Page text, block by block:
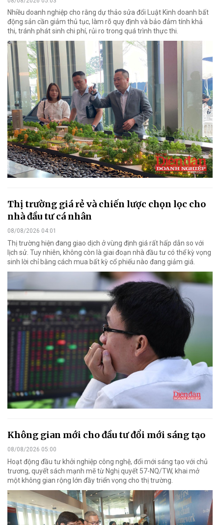
Nhiều doanh nghiệp cho rằng dự thảo sửa đổi Luật Kinh doanh bất
động sản cần giảm thủ tục, làm rõ quy định và bảo đảm tính khả
thi, tránh phát sinh chi phí, rủi ro trong quá trình thực thi.
Thị trường giá rẻ và chiến lược chọn lọc cho
nhà đầu tư cá nhân
08/08/2026 04:01
Thị trường hiện đang giao dịch ở vùng định giá rất hấp dẫn so với
lịch sử. Tuy nhiên, không còn là giai đoạn nhà đầu tư có thể kỳ vọng
sinh lời chỉ bằng cách mua bất kỳ cổ phiếu nào đang giảm giá.
Không gian mới cho đầu tư đổi mới sáng tạo
08/08/2026 05:00
Hoạt động đầu tư khởi nghiệp công nghệ, đổi mới sáng tạo với chủ
trương, quyết sách mạnh mẽ từ Nghị quyết 57-NQ/TW, khai mở
một không gian rộng lớn đầy triển vọng cho thị trường.